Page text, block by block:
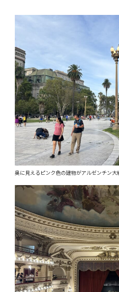
奥に見えるピンク色の建物がアルゼンチン大